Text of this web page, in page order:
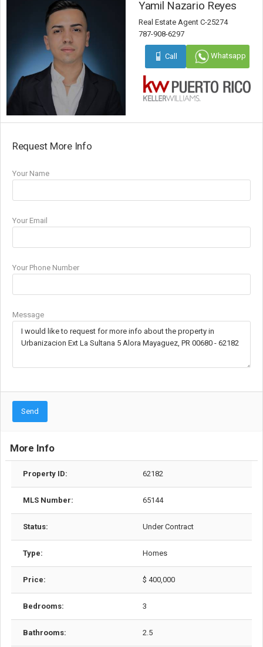
Yamil Nazario Reyes
Real Estate Agent C-25274
787-908-6297
Call Whatsapp
Request More Info
Your Name
Your Email
Your Phone Number
Message
Send
More Info
Property ID: 62182
MLS Number: 65144
Status: Under Contract
Type: Homes
Price: $ 400,000
Bedrooms: 3
Bathrooms: 2.5